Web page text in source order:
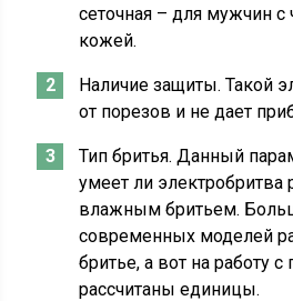
сеточная – для мужчин с
кожей.
Наличие защиты. Такой
от порезов и не дает
Тип бритья. Данный
умеет ли электробритва
влажным бритьем.
современных моделей
бритье, а вот на работу
рассчитаны единицы.